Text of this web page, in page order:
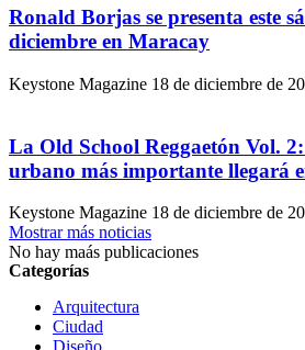
Ronald Borjas se presenta este
diciembre en Maracay
Keystone Magazine 18 de diciembre de
La Old School Reggaetón Vol.
urbano más importante llegará
Keystone Magazine 18 de diciembre de
Mostrar más noticias
No hay maás publicaciones
Categorías
Arquitectura
Ciudad